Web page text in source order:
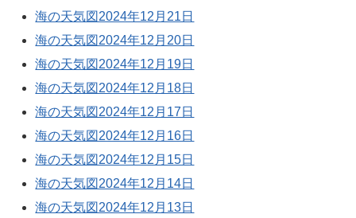
海の天気図2024年12月21日
海の天気図2024年12月20日
海の天気図2024年12月19日
海の天気図2024年12月18日
海の天気図2024年12月17日
海の天気図2024年12月16日
海の天気図2024年12月15日
海の天気図2024年12月14日
海の天気図2024年12月13日